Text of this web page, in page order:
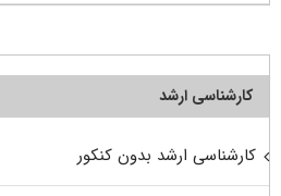
کارشناسی ارشد
کارشناسی ارشد بدون کنکور